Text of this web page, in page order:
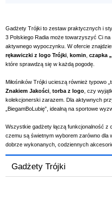
Gadżety Trójki to zestaw praktycznych i
3 Polskiego Radia może towarzyszyć Ci
aktywnego wypoczynku. W ofercie
rękawiczki z logo Trójki komin czapka
które sprawdzą się w każdą pogodę.
Miłośników Trójki ucieszą również typowo
Znakiem Jakości torba z logo , czy
kolekcjonerski zarazem. Dla aktywnych
„BiegamBoLubię”, idealną na sportowe
Wszystkie gadżety łączą funkcjonalność
czemu są świetnym wyborem zarówno dla
dobrze wykonanych, codziennych
Gadżety Trójki